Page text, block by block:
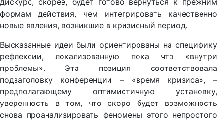
дискурс, скорее, будет готово вернуться к прежним
формам действия, чем интегрировать качественно
новые явления, возникшие в кризисный период.
Высказанные идеи были ориентированы на специфику
рефлексии, локализованную пока что «внутри
проблемы». Эта позиция соответствовала
подзаголовку конференции – «время кризиса», –
предполагающему оптимистичную установку,
уверенность в том, что скоро будет возможность
снова проанализировать феномены этого непростого